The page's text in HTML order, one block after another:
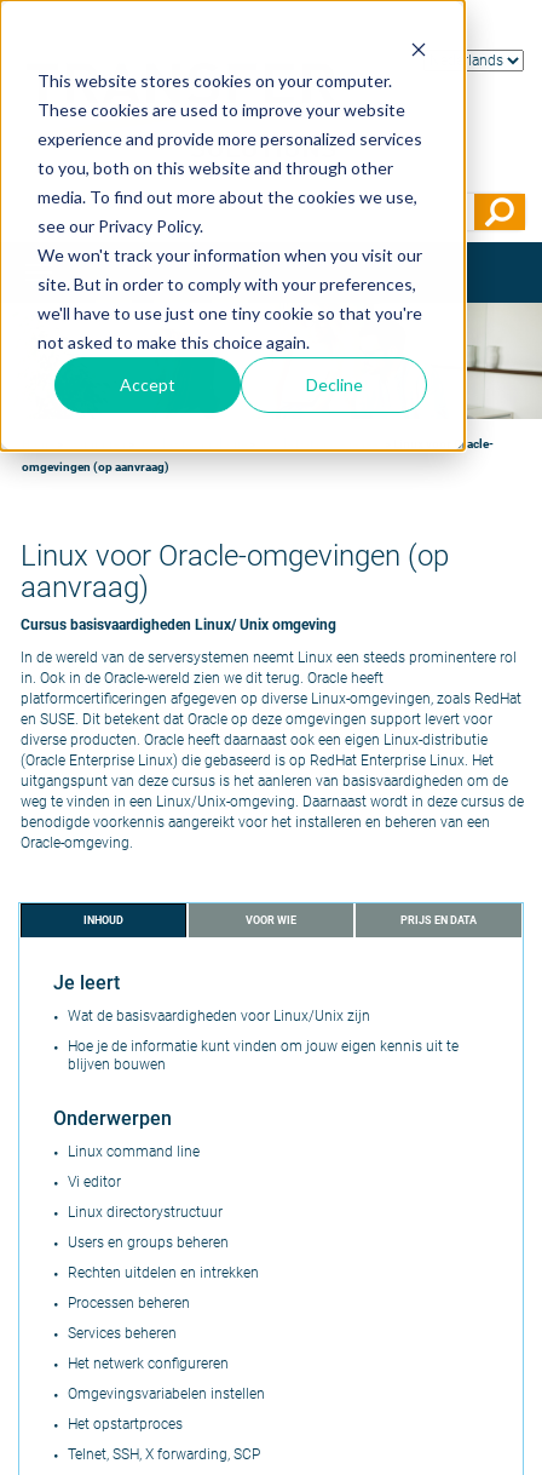
This website stores cookies on your computer.
These cookies are used to improve your website
experience and provide more personalized services
to you, both on this website and through other
media. To find out more about the cookies we use,
see our Privacy Policy.
We won't track your information when you visit our
site. But in order to comply with your preferences,
we'll have to use just one tiny cookie so that you're
not asked to make this choice again.
Accept Decline
navigation
Linux voor Oracle-
omgevingen (op aanvraag)
Linux voor Oracle-omgevingen (op
aanvraag)
Cursus basisvaardigheden Linux/ Unix omgeving
In de wereld van de serversystemen neemt Linux een steeds prominentere rol
in. Ook in de Oracle-wereld zien we dit terug. Oracle heeft
platformcertificeringen afgegeven op diverse Linux-omgevingen, zoals RedHat
en SUSE. Dit betekent dat Oracle op deze omgevingen support levert voor
diverse producten. Oracle heeft daarnaast ook een eigen Linux-distributie
(Oracle Enterprise Linux) die gebaseerd is op RedHat Enterprise Linux. Het
uitgangspunt van deze cursus is het aanleren van basisvaardigheden om de
weg te vinden in een Linux/Unix-omgeving. Daarnaast wordt in deze cursus de
benodigde voorkennis aangereikt voor het installeren en beheren van een
Oracle-omgeving.
INHOUD VOOR WIE PRIJS EN DATA
Je leert
Wat de basisvaardigheden voor Linux/Unix zijn
Hoe je de informatie kunt vinden om jouw eigen kennis uit te
blijven bouwen
Onderwerpen
Linux command line
Vi editor
Linux directorystructuur
Users en groups beheren
Rechten uitdelen en intrekken
Processen beheren
Services beheren
Het netwerk configureren
Omgevingsvariabelen instellen
Het opstartproces
Telnet, SSH, X forwarding, SCP